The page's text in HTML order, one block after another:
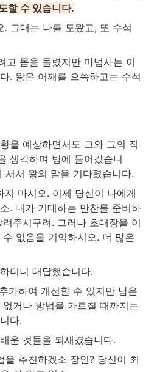
할 수 있습니다.
. 그대는 나를 도왔고, 또 수석
고 몸을 돌렸지만 마법사는 이
. 왕은 어깨를 으쓱하고는 수석
을 예상하면서도 그와 그의 직
생각하며 방에 들어갔습니
서서 왕의 말을 기다렸습니다.
지 마시오. 이제 당신이 나에게
. 내가 기대하는 만찬를 준비하
주시구려. 그러나 초대장을 이
없음을 기억하시오. 더 많은
더니 대답했습니다.
가하여 개선할 수 있지만 남은
거나 방법을 가르칠 때까지는
다.
운 것들을 되새겼습니다.
을 추천하겠소 장인? 당신이 최